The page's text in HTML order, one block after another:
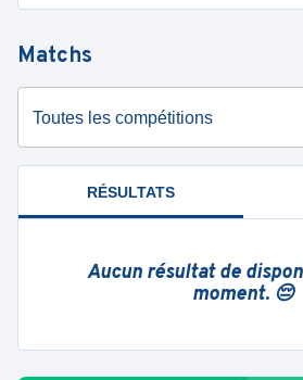
Matchs
Toutes les compétitions
RÉSULTATS
Aucun résultat de
moment. 😔